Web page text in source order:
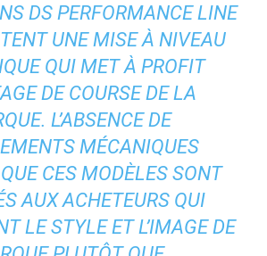
DS PERFORMANCE LINE
UNE MISE À NIVEAU
QUI MET À PROFIT
DE COURSE DE LA
L’ABSENCE DE
MÉCANIQUES
CES MODÈLES SONT
AUX ACHETEURS QUI
LE STYLE ET L’IMAGE DE